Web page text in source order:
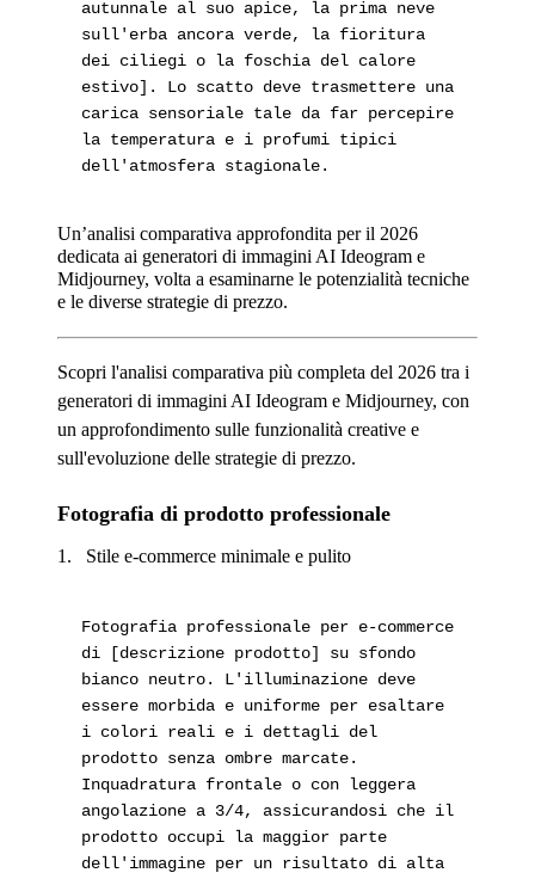
autunnale al suo apice, la prima neve
sull'erba ancora verde, la fioritura
dei ciliegi o la foschia del calore
estivo]. Lo scatto deve trasmettere una
carica sensoriale tale da far percepire
la temperatura e i profumi tipici
dell'atmosfera stagionale.
Un’analisi comparativa approfondita per il 2026
dedicata ai generatori di immagini AI Ideogram e
Midjourney, volta a esaminarne le potenzialità tecniche
e le diverse strategie di prezzo.
Scopri l'analisi comparativa più completa del 2026 tra i
generatori di immagini AI Ideogram e Midjourney, con
un approfondimento sulle funzionalità creative e
sull'evoluzione delle strategie di prezzo.
Fotografia di prodotto professionale
Stile e-commerce minimale e pulito
Fotografia professionale per e-commerce
di [descrizione prodotto] su sfondo
bianco neutro. L'illuminazione deve
essere morbida e uniforme per esaltare
i colori reali e i dettagli del
prodotto senza ombre marcate.
Inquadratura frontale o con leggera
angolazione a 3/4, assicurandosi che il
prodotto occupi la maggior parte
dell'immagine per un risultato di alta